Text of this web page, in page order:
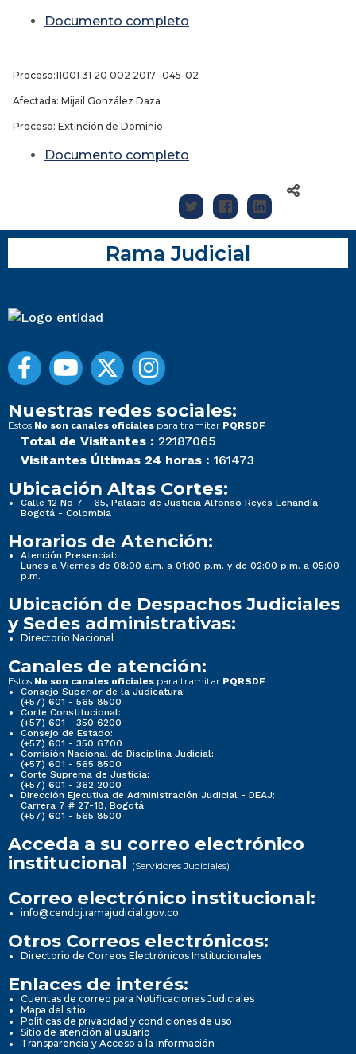
Documento completo
Proceso:11001 31 20 002 2017 -045-02
Afectada: Mijail González Daza
Proceso: Extinción de Dominio
Documento completo
Rama Judicial
Nuestras redes sociales:
Estos No son canales oficiales para tramitar PQRSDF
Total de Visitantes : 22187065
Visitantes Últimas 24 horas : 161473
Ubicación Altas Cortes:
Calle 12 No 7 - 65, Palacio de Justicia Alfonso Reyes Echandía
Bogotá - Colombia
Horarios de Atención:
Atención Presencial:
Lunes a Viernes de 08:00 a.m. a 01:00 p.m. y de 02:00 p.m. a 05:00
p.m.
Ubicación de Despachos Judiciales
y Sedes administrativas:
Directorio Nacional
Canales de atención:
Estos No son canales oficiales para tramitar PQRSDF
Consejo Superior de la Judicatura:
(+57) 601 - 565 8500
Corte Constitucional:
(+57) 601 - 350 6200
Consejo de Estado:
(+57) 601 - 350 6700
Comisión Nacional de Disciplina Judicial:
(+57) 601 - 565 8500
Corte Suprema de Justicia:
(+57) 601 - 362 2000
Dirección Ejecutiva de Administración Judicial - DEAJ:
Carrera 7 # 27-18, Bogotá
(+57) 601 - 565 8500
Acceda a su correo electrónico
institucional (Servidores Judiciales)
Correo electrónico institucional:
info@cendoj.ramajudicial.gov.co
Otros Correos electrónicos:
Directorio de Correos Electrónicos Institucionales
Enlaces de interés:
Cuentas de correo para Notificaciones Judiciales
Mapa del sitio
Políticas de privacidad y condiciones de uso
Sitio de atención al usuario
Transparencia y Acceso a la información